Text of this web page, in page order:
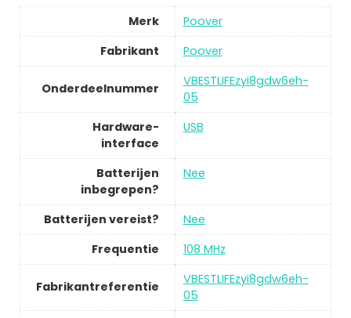
Merk
Poover
Fabrikant
Poover
Onderdeelnummer
VBESTLIFEzyi8gdw6eh-
05
Hardware-
interface
USB
Batterijen
inbegrepen?
Nee
Batterijen vereist?
Nee
Frequentie
108 MHz
Fabrikantreferentie
VBESTLIFEzyi8gdw6eh-
05